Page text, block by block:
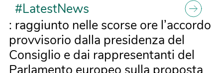
#LatestNews
: raggiunto nelle scorse ore l’accordo
provvisorio dalla presidenza del
Consiglio e dai rappresentanti del